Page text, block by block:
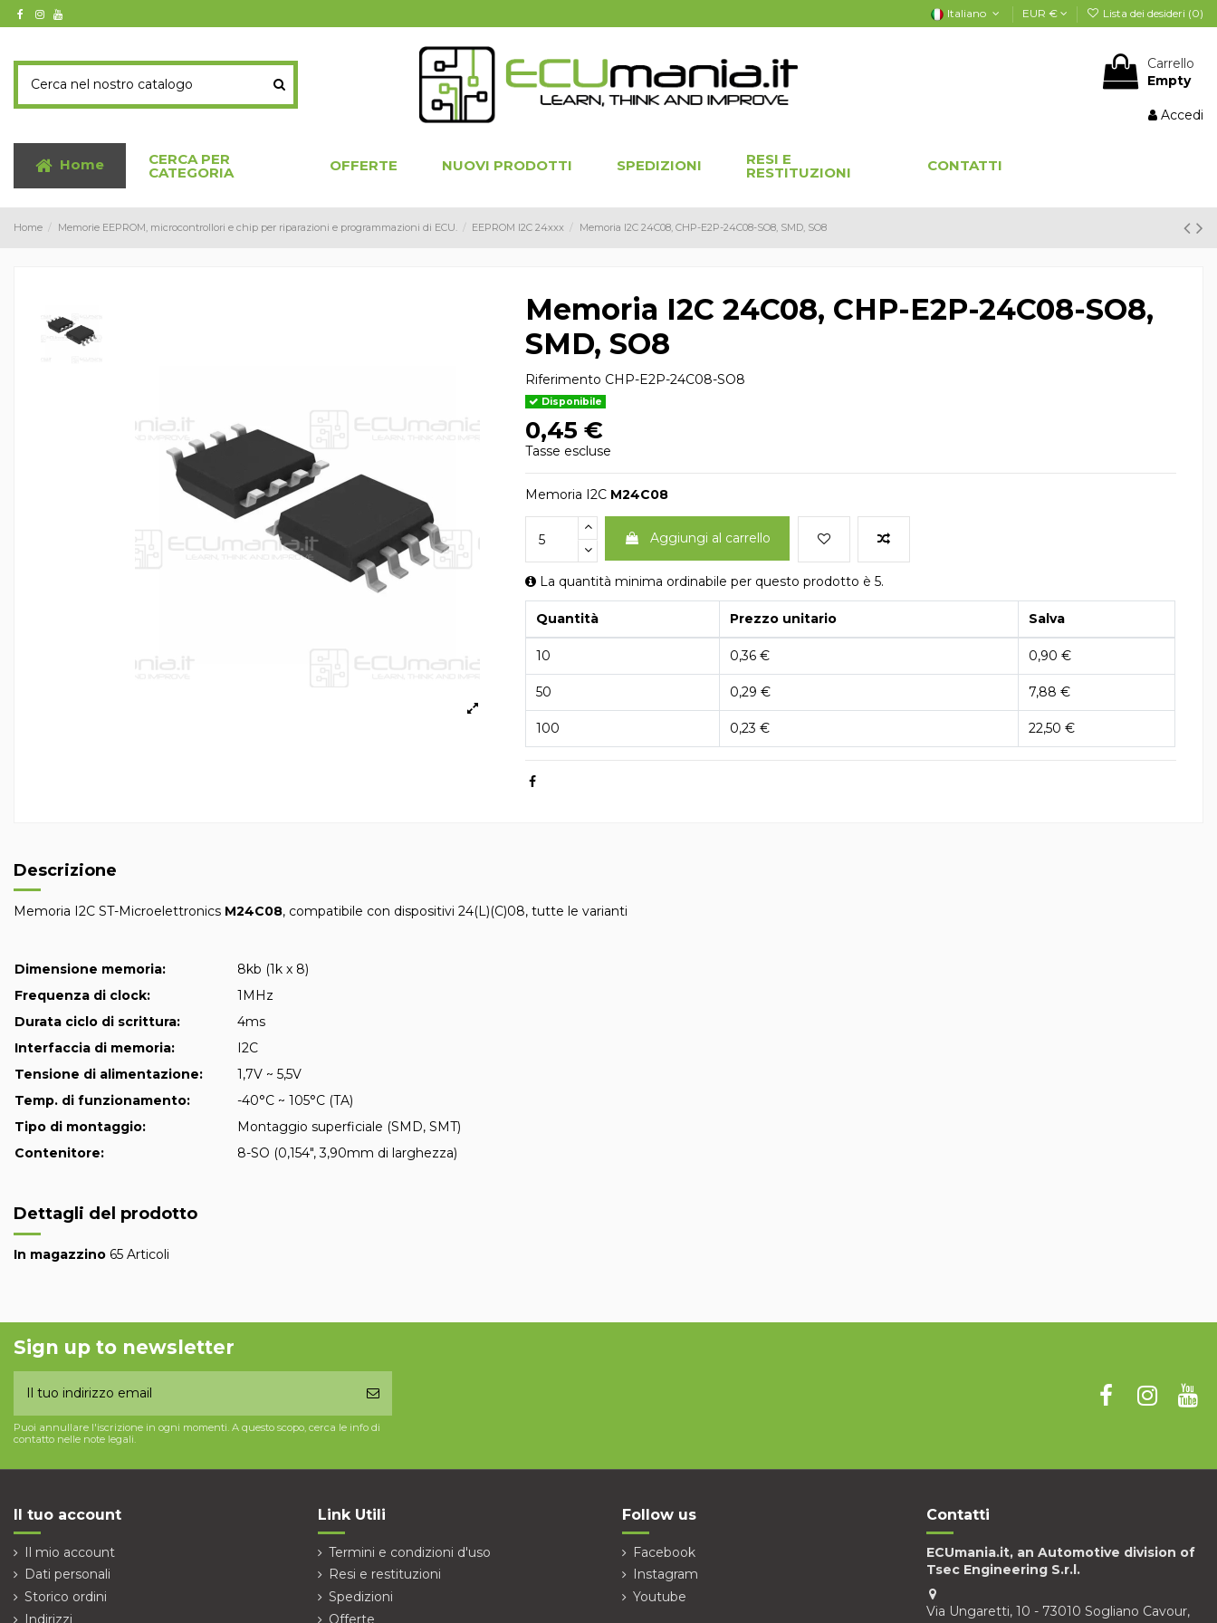
Italiano EUR € Lista dei desideri (0)
Carrello
Empty
Accedi
Home CERCA PER
CATEGORIA OFFERTE NUOVI PRODOTTI SPEDIZIONI RESI E
RESTITUZIONI CONTATTI
Home Memorie EEPROM, microcontrollori e chip per riparazioni e programmazioni di ECU. EEPROM I2C 24xxx Memoria I2C 24C08, CHP-E2P-24C08-SO8, SMD, SO8
Memoria I2C 24C08, CHP-E2P-24C08-SO8,
SMD, SO8
Riferimento CHP-E2P-24C08-SO8
Disponibile
0,45 €
Tasse escluse
Memoria I2C M24C08
Aggiungi al carrello
La quantità minima ordinabile per questo prodotto è 5.
Quantità Prezzo unitario Salva
10 0,36 € 0,90 €
50 0,29 € 7,88 €
100 0,23 € 22,50 €
Descrizione
Memoria I2C ST-Microelettronics M24C08, compatibile con dispositivi 24(L)(C)08, tutte le varianti
Dimensione memoria:
8kb (1k x 8)
Frequenza di clock:
1MHz
Durata ciclo di scrittura:
4ms
Interfaccia di memoria:
I2C
Tensione di alimentazione:
1,7V ~ 5,5V
Temp. di funzionamento:
-40°C ~ 105°C (TA)
Tipo di montaggio:
Montaggio superficiale (SMD, SMT)
Contenitore:
8-SO (0,154", 3,90mm di larghezza)
Dettagli del prodotto
In magazzino 65 Articoli
Sign up to newsletter
Puoi annullare l'iscrizione in ogni momenti. A questo scopo, cerca le info di
contatto nelle note legali.
Il tuo account
Il mio account
Dati personali
Storico ordini
Indirizzi
Link Utili
Termini e condizioni d'uso
Resi e restituzioni
Spedizioni
Offerte
Follow us
Facebook
Instagram
Youtube
Contatti
ECUmania.it, an Automotive division of
Tsec Engineering S.r.l.
Via Ungaretti, 10 - 73010 Sogliano Cavour,